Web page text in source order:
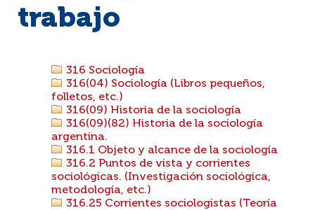
trabajo
316 Sociología
316(04) Sociología (Libros pequeños,
folletos, etc.)
316(09) Historia de la sociología
316(09)(82) Historia de la sociología
argentina.
316.1 Objeto y alcance de la sociología
316.2 Puntos de vista y corrientes
sociológicas. (Investigación sociológica,
metodología, etc.)
316.25 Corrientes sociologistas (Teoría